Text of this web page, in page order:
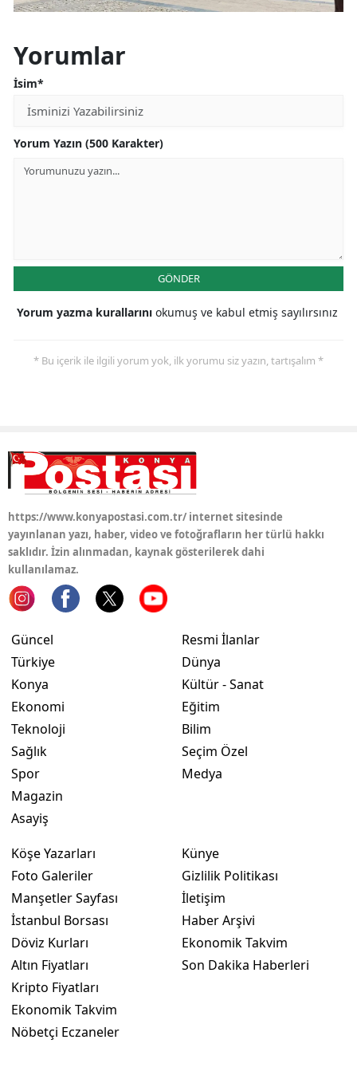
Yorumlar
İsim*
Yorum Yazın (500 Karakter)
GÖNDER
Yorum yazma kurallarını okumuş ve kabul etmiş sayılırsınız
* Bu içerik ile ilgili yorum yok, ilk yorumu siz yazın, tartışalım *
https://www.konyapostasi.com.tr/ internet sitesinde
yayınlanan yazı, haber, video ve fotoğrafların her türlü hakkı
saklıdır. İzin alınmadan, kaynak gösterilerek dahi
kullanılamaz.
Güncel
Türkiye
Konya
Ekonomi
Teknoloji
Sağlık
Spor
Magazin
Asayiş
Resmi İlanlar
Dünya
Kültür - Sanat
Eğitim
Bilim
Seçim Özel
Medya
Köşe Yazarları
Foto Galeriler
Manşetler Sayfası
İstanbul Borsası
Döviz Kurları
Altın Fiyatları
Kripto Fiyatları
Ekonomik Takvim
Nöbetçi Eczaneler
Künye
Gizlilik Politikası
İletişim
Haber Arşivi
Ekonomik Takvim
Son Dakika Haberleri